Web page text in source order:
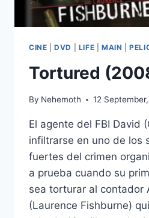
CINE |DVD LIFE MAIN |
Tortured
By Nehemoth 12
El agente del FBI David
infiltrarse en uno de los
fuertes del crimen
a prueba cuando su
sea torturar al contador
(Laurence Fishburne)